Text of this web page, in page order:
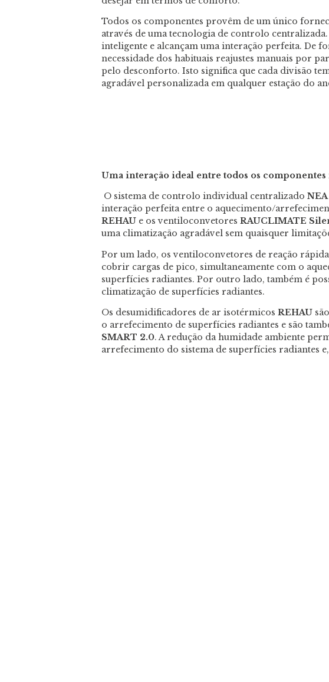
Todos os componentes provêm de um único
através de uma tecnologia de controlo
inteligente e alcançam uma interação perfeita. De
necessidade dos habituais reajustes manuais por
pelo desconforto. Isto significa que cada divisão
agradável personalizada em qualquer estação do
Uma interação ideal entre todos os
O sistema de controlo individual centralizado
interação perfeita entre o aquecimento/
REHAU e os ventiloconvetores RAUCLIMATE
uma climatização agradável sem quaisquer
Por um lado, os ventiloconvetores de reação
cobrir cargas de pico, simultaneamente com o
superfícies radiantes. Por outro lado, também é
climatização de superfícies radiantes.
Os desumidificadores de ar isotérmicos REHAU
o arrefecimento de superfícies radiantes e são
SMART 2.0. A redução da humidade ambiente
arrefecimento do sistema de superfícies radiantes